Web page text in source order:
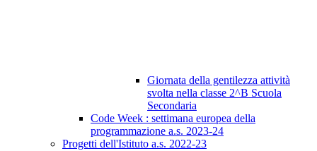
Giornata della gentilezza attività
svolta nella classe 2^B Scuola
Secondaria
Code Week : settimana europea della
programmazione a.s. 2023-24
Progetti dell'Istituto a.s. 2022-23